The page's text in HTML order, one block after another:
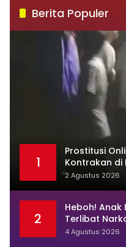
Berita Populer
1
Prostitusi
Kontrakan di
Jadi Sarang
2 Agustus 2026
2
Heboh! Anak
Terlibat
Buka Suara
4 Agustus 2026